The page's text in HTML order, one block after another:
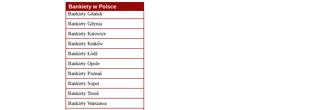
Bankiety w Polsce
Bankiety Gdańsk
Bankiety Gdynia
Bankiety Katowice
Bankiety Kraków
Bankiety Łódź
Bankiety Opole
Bankiety Poznań
Bankiety Sopot
Bankiety Toruń
Bankiety Warszawa